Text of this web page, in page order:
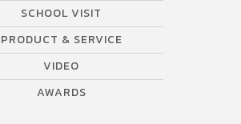
SCHOOL VISIT
PRODUCT & SERVICE
VIDEO
AWARDS